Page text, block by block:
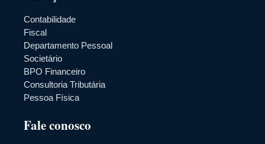
Contabilidade
Fiscal
Departamento Pessoal
Societário
BPO Financeiro
Consultoria Tributária
Pessoa Física
Fale conosco